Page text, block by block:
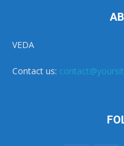
VEDA
Contact us: